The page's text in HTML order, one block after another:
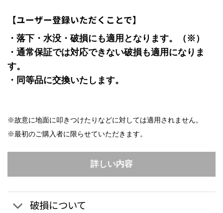
【ユーザー登録いただくことで】
・落下・水没・破損にも適用となります。（※）
・通常保証では対応できない破損も適用になりま
す。
・同等品に交換いたします。
※故意に地面に叩きつけたりなどに対しては適用されません。
※最初のご購入者に限らせていただきます。
詳しい内容
破損について